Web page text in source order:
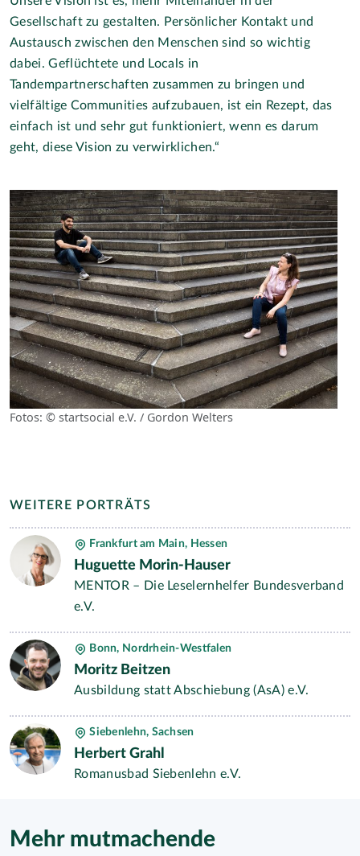
Gesellschaft zu gestalten. Persönlicher Kontakt und
Austausch zwischen den Menschen sind so wichtig
dabei. Geflüchtete und Locals in
Tandempartnerschaften zusammen zu bringen und
vielfältige Communities aufzubauen, ist ein Rezept, das
einfach ist und sehr gut funktioniert, wenn es darum
geht, diese Vision zu verwirklichen.“
Fotos: © startsocial e.V. / Gordon Welters
WEITERE PORTRÄTS
Frankfurt am Main, Hessen
Huguette Morin-Hauser
MENTOR – Die Leselernhelfer Bundesverband
e.V.
Bonn, Nordrhein-Westfalen
Moritz Beitzen
Ausbildung statt Abschiebung (AsA) e.V.
Siebenlehn, Sachsen
Herbert Grahl
Romanusbad Siebenlehn e.V.
Mehr mutmachende